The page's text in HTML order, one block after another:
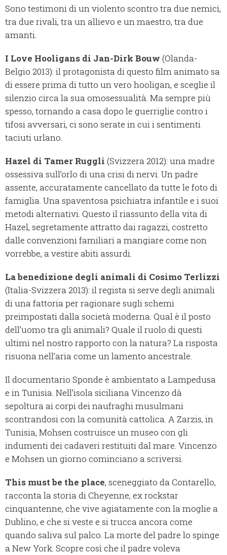
Sono testimoni di un violento scontro tra due nemici,
tra due rivali, tra un allievo e un maestro, tra due
amanti.
I Love Hooligans di Jan-Dirk Bouw (Olanda-
Belgio 2013): il protagonista di questo film animato sa
di essere prima di tutto un vero hooligan, e sceglie il
silenzio circa la sua omosessualità. Ma sempre più
spesso, tornando a casa dopo le guerriglie contro i
tifosi avversari, ci sono serate in cui i sentimenti
taciuti urlano.
Hazel di Tamer Ruggli (Svizzera 2012): una madre
ossessiva sull’orlo di una crisi di nervi. Un padre
assente, accuratamente cancellato da tutte le foto di
famiglia. Una spaventosa psichiatra infantile e i suoi
metodi alternativi. Questo il riassunto della vita di
Hazel, segretamente attratto dai ragazzi, costretto
dalle convenzioni familiari a mangiare come non
vorrebbe, a vestire abiti assurdi.
La benedizione degli animali di Cosimo Terlizzi
(Italia-Svizzera 2013): il regista si serve degli animali
di una fattoria per ragionare sugli schemi
preimpostati dalla società moderna. Qual è il posto
dell’uomo tra gli animali? Quale il ruolo di questi
ultimi nel nostro rapporto con la natura? La risposta
risuona nell’aria come un lamento ancestrale.
Il documentario Sponde è ambientato a Lampedusa
e in Tunisia. Nell’isola siciliana Vincenzo dà
sepoltura ai corpi dei naufraghi musulmani
scontrandosi con la comunità cattolica. A Zarzis, in
Tunisia, Mohsen costruisce un museo con gli
indumenti dei cadaveri restituiti dal mare. Vincenzo
e Mohsen un giorno cominciano a scriversi.
This must be the place, sceneggiato da Contarello,
racconta la storia di Cheyenne, ex rockstar
cinquantenne, che vive agiatamente con la moglie a
Dublino, e che si veste e si trucca ancora come
quando saliva sul palco. La morte del padre lo spinge
a New York. Scopre così che il padre voleva